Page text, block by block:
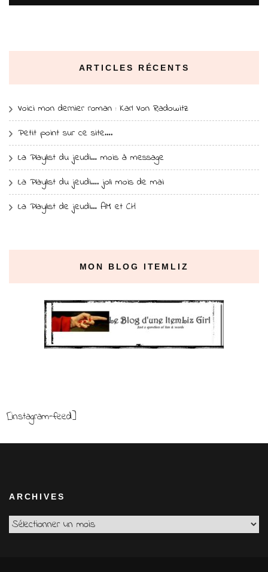
ARTICLES RÉCENTS
Voici mon dernier roman : Karl Von Radowitz
Petit point sur ce site….
La Playlist du jeudi… mois à message
La Playlist du jeudi…. joli mois de mai
La Playlist de jeudi… AM et CH
MON BLOG ITEMLIZ
[instagram-feed]
ARCHIVES
Archives